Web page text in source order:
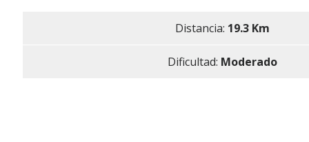
Distancia: 19.3 Km
Dificultad: Moderado